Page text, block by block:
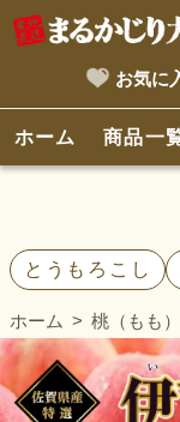
お気に
ホーム 商品一
とうもろこし
ホーム 桃（もも）